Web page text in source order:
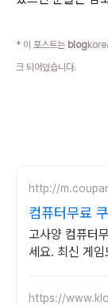
* 이 포스트는 blog
크 되어있습니다.
http://
컴퓨터무료
고사양 컴퓨터
세요. 최신 게
https://